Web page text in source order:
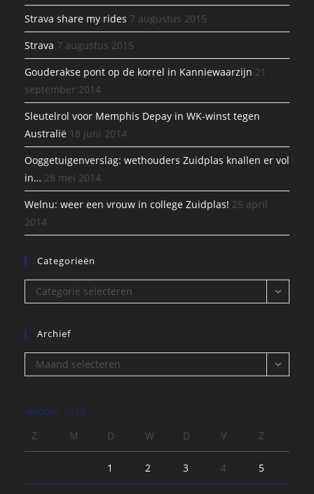
Strava share my rides 7 augustus 2015
Strava 7 augustus 2015
Gouderakse pont op de korrel in Kanniewaarzijn 21
september 2014
Sleutelrol voor Memphis Depay in WK-winst tegen
Australië 18 juni 2014
Ooggetuigenverslag: wethouders Zuidplas knallen er vol
in… 28 mei 2014
Welnu: weer een vrouw in college Zuidplas! 25 april
2014
Categorieën
Categorieën
Categorie selecteren
Archief
Archief
Maand selecteren
oktober 2013
Z
M D W D V Z
1 2 3 4 5